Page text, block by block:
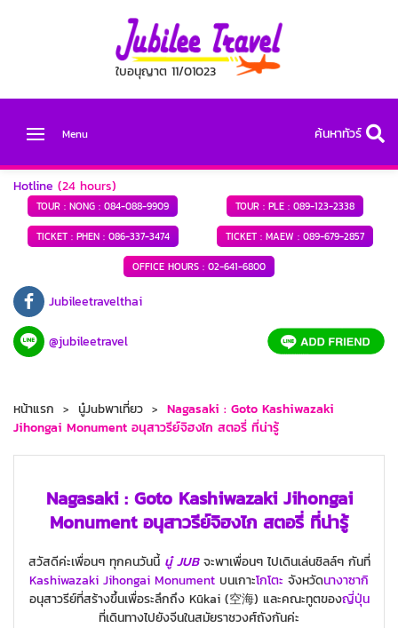
ใบอนุญาต 11/01023
Menu ค้นหาทัวร์
Hotline (24 hours)
TOUR : NONG : 084-088-9909 TOUR : PLE : 089-123-2338
TICKET : PHEN :086-337-3474 TICKET : MAEW : 089-679-2857
OFFICE HOURS : 02-641-6800
Jubileetravelthai
@jubileetravel
หน้าแรก นู๋Jubพาเที่ยว
Nagasaki : Goto Kashiwazaki
Jihongai Monument อนุสาวรีย์จิฮงไก สตอรี่ ที่น่ารู้
Nagasaki : Goto Kashiwazaki Jihongai
Monument อนุสาวรีย์จิฮงไก สตอรี่ ที่น่ารู้
สวัสดีค่ะเพื่อนๆ ทุกคนวันนี้ นู๋ JUB จะพาเพื่อนๆ ไปเดินเล่นชิลล์ๆ กันที่
Kashiwazaki Jihongai Monument บนเกาะโกโตะ จังหวัดนางาซากิ
อนุสาวรีย์ที่สร้างขึ้นเพื่อระลึกถึง Kūkai (空海) และคณะทูตของญี่ปุ่น
ที่เดินทางไปยังจีนในสมัยราชวงศ์ถังกันค่ะ